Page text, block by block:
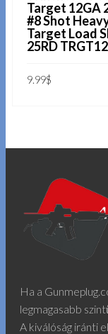
Target 12GA
#8 Shot
Target Load
25RD
9.99$
Ha a
legmagasabb
A kiválóság iránti